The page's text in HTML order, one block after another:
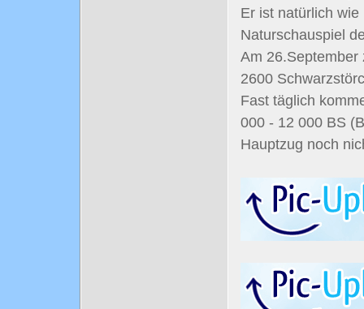
Er ist natürlich
Naturschauspiel
Am 26.September
2600
Fast täglich
000 - 12 000 BS
Hauptzug noch